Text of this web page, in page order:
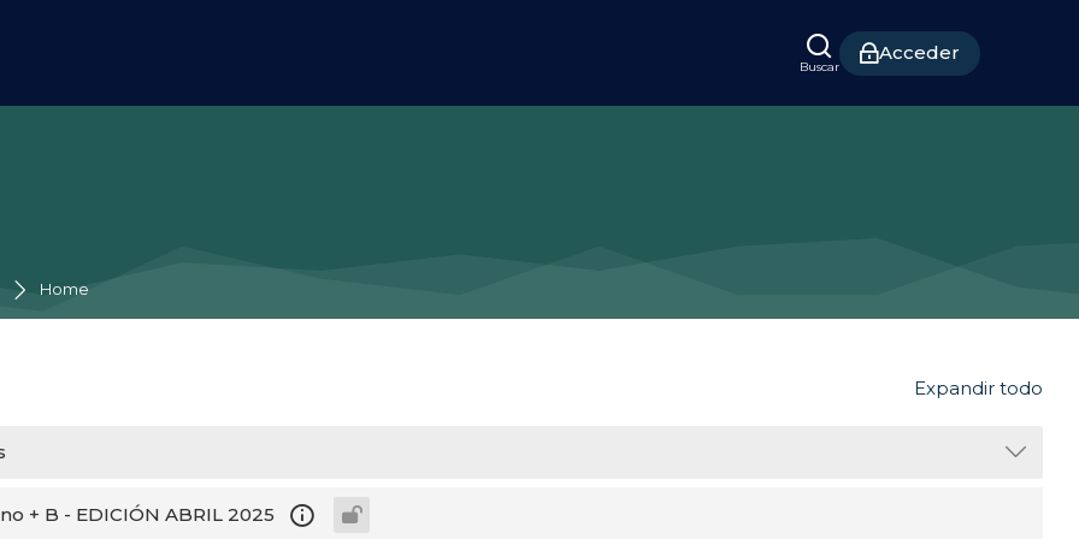
Buscar
Acceder
Home
Expandir todo
+ B - EDICIÓN ABRIL 2025